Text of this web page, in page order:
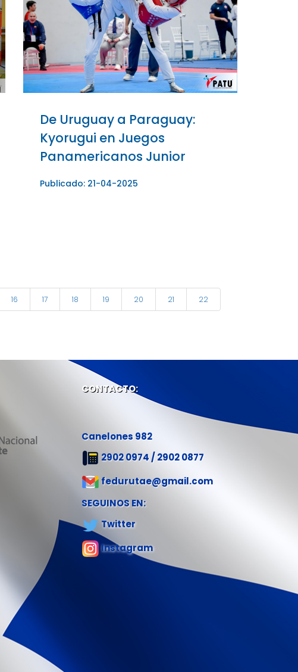
De Uruguay a Paraguay:
Kyorugui en Juegos
Panamericanos Junior
Publicado: 21-04-2025
16 17 18 19 20 21 22
CONTACTO:
Canelones 982
2902 0974 / 2902 0877
fedurutae@gmail.com
SEGUINOS EN:
Twitter
Instagram